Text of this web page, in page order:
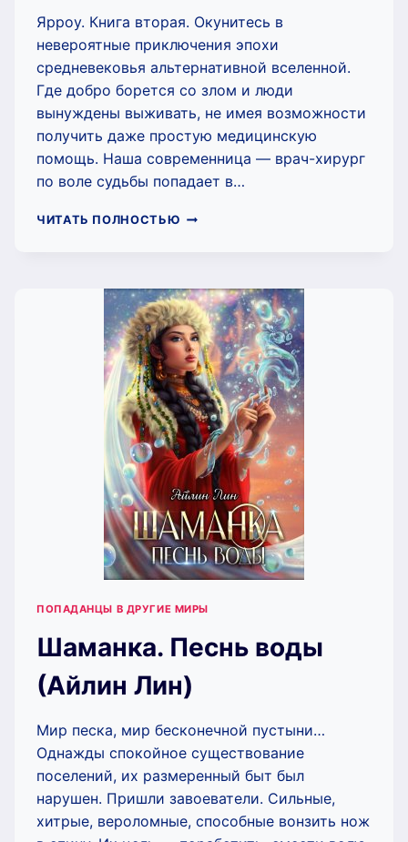
Ярроу. Книга вторая. Окунитесь в
невероятные приключения эпохи
средневековья альтернативной вселенной.
Где добро борется со злом и люди
вынуждены выживать, не имея возможности
получить даже простую медицинскую
помощь. Наша современница — врач-хирург
по воле судьбы попадает в…
ЧИТАТЬ ПОЛНОСТЬЮ КОРОЛЕВСКИЙ
ПОПАДАНЦЫ В ДРУГИЕ МИРЫ
Шаманка. Песнь воды
(Айлин Лин)
Мир песка, мир бесконечной пустыни…
Однажды спокойное существование
поселений, их размеренный быт был
нарушен. Пришли завоеватели. Сильные,
хитрые, вероломные, способные вонзить нож